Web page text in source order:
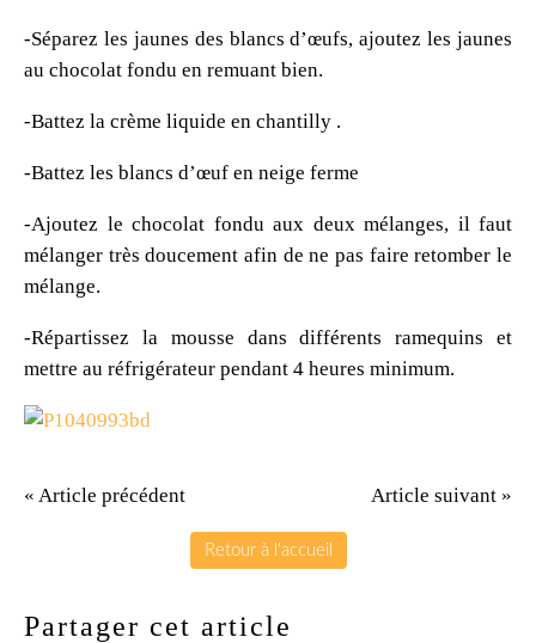
-Séparez les jaunes des blancs d’œufs, ajoutez les jaunes
au chocolat fondu en remuant bien.
-Battez la crème liquide en chantilly .
-Battez les blancs d’œuf en neige ferme
-Ajoutez le chocolat fondu aux deux mélanges, il faut
mélanger très doucement afin de ne pas faire retomber le
mélange.
-Répartissez la mousse dans différents ramequins et
mettre au réfrigérateur pendant 4 heures minimum.
« Article précédent Article suivant »
Retour à l'accueil
Partager cet article